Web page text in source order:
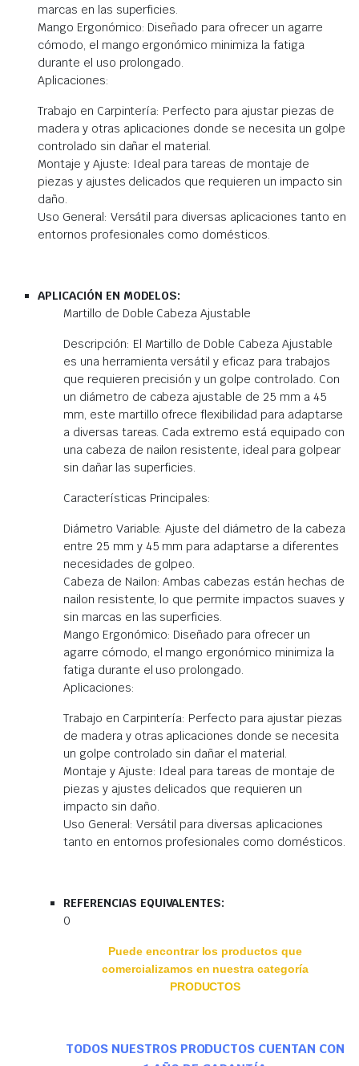
marcas en las superficies.
Mango Ergonómico: Diseñado para ofrecer un agarre
cómodo, el mango ergonómico minimiza la fatiga
durante el uso prolongado.
Aplicaciones:
Trabajo en Carpintería: Perfecto para ajustar piezas de
madera y otras aplicaciones donde se necesita un golpe
controlado sin dañar el material.
Montaje y Ajuste: Ideal para tareas de montaje de
piezas y ajustes delicados que requieren un impacto sin
daño.
Uso General: Versátil para diversas aplicaciones tanto en
entornos profesionales como domésticos.
APLICACIÓN EN MODELOS:
Martillo de Doble Cabeza Ajustable
Descripción: El Martillo de Doble Cabeza Ajustable
es una herramienta versátil y eficaz para trabajos
que requieren precisión y un golpe controlado. Con
un diámetro de cabeza ajustable de 25 mm a 45
mm, este martillo ofrece flexibilidad para adaptarse
a diversas tareas. Cada extremo está equipado con
una cabeza de nailon resistente, ideal para golpear
sin dañar las superficies.
Características Principales:
Diámetro Variable: Ajuste del diámetro de la cabeza
entre 25 mm y 45 mm para adaptarse a diferentes
necesidades de golpeo.
Cabeza de Nailon: Ambas cabezas están hechas de
nailon resistente, lo que permite impactos suaves y
sin marcas en las superficies.
Mango Ergonómico: Diseñado para ofrecer un
agarre cómodo, el mango ergonómico minimiza la
fatiga durante el uso prolongado.
Aplicaciones:
Trabajo en Carpintería: Perfecto para ajustar piezas
de madera y otras aplicaciones donde se necesita
un golpe controlado sin dañar el material.
Montaje y Ajuste: Ideal para tareas de montaje de
piezas y ajustes delicados que requieren un
impacto sin daño.
Uso General: Versátil para diversas aplicaciones
tanto en entornos profesionales como domésticos.
REFERENCIAS EQUIVALENTES:
0
Puede encontrar los productos que
comercializamos en nuestra categoría
PRODUCTOS
TODOS NUESTROS PRODUCTOS CUENTAN CON